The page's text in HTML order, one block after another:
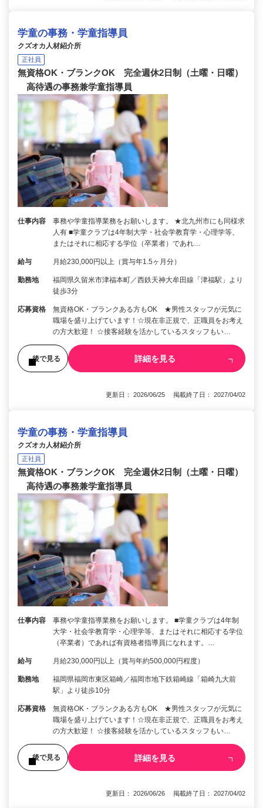
学童の事務・学童指導員
クズオカ人材紹介所
正社員
無資格OK・ブランクOK 完全週休2日制（土曜・日曜）
高待遇の事務兼学童指導員
仕事内容
事務や学童指導業務をお願いします。 ★北九州市にも同様求
人有 ■学童クラブは4年制大学・社会学教育学・心理学等、
またはそれに相応する学位（卒業者）であれ…
給与 月給230,000円以上（賞与年1.5ヶ月分）
勤務地
福岡県久留米市津福本町／西鉄天神大牟田線「津福駅」より
徒歩3分
応募資格
無資格OK・ブランクある方もOK ★男性スタッフが元気に
職場を盛り上げています！☆現在非正規で、正職員をお考え
の方大歓迎！ ☆接客経験を活かしているスタッフもい…
後で見る 詳細を見る
更新日： 2026/06/25 掲載終了日： 2027/04/02
学童の事務・学童指導員
クズオカ人材紹介所
正社員
無資格OK・ブランクOK 完全週休2日制（土曜・日曜）
高待遇の事務兼学童指導員
仕事内容
事務や学童指導業務をお願いします。 ■学童クラブは4年制
大学・社会学教育学・心理学等、またはそれに相応する学位
（卒業者）であれば有資格者指導員になれます。…
給与 月給230,000円以上（賞与年約500,000円程度）
勤務地
福岡県福岡市東区箱崎／福岡市地下鉄箱崎線「箱崎九大前
駅」より徒歩10分
応募資格
無資格OK・ブランクある方もOK ★男性スタッフが元気に
職場を盛り上げています！☆現在非正規で、正職員をお考え
の方大歓迎！ ☆接客経験を活かしているスタッフもい…
後で見る 詳細を見る
更新日： 2026/06/26 掲載終了日： 2027/04/02